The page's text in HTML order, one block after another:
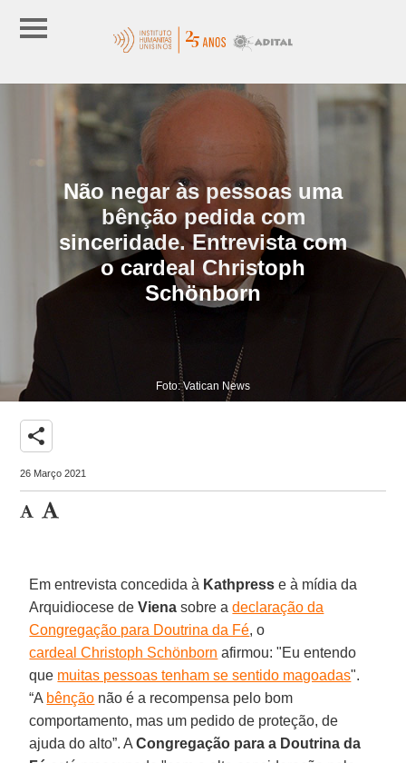
Não negar às pessoas uma
bênção pedida com
sinceridade. Entrevista com
o cardeal Christoph
Schönborn
Foto: Vatican News
share
26 Março 2021
Em entrevista concedida à Kathpress e à mídia da
Arquidiocese deViena sobre adeclaração da
Congregação para Doutrina da Fé, o
cardeal Christoph Schönborn afirmou: "Eu entendo
que muitas pessoas tenham se sentido magoadas".
“A bênção não é a recompensa pelo bom
comportamento, mas um pedido de proteção, de
ajuda do alto”. ACongregação para a Doutrina da